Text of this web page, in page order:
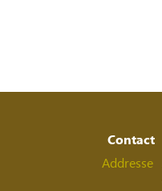
Contact
Addresse